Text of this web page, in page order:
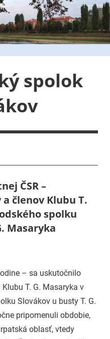
spolok
ČSR –
členov Klubu T.
spolku
Masaryka
– sa uskutočnilo
T. G. Masaryka v
Slovákov u busty T. G.
pripomenuli obdobie,
oblasť, vtedy